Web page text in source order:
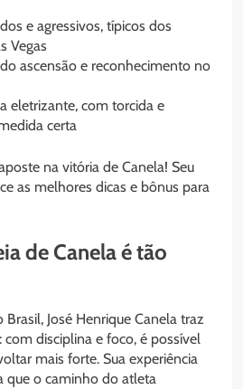
e agressivos, típicos dos
Vegas
ascensão e reconhecimento no
eletrizante, com torcida e
certa
na vitória de Canela! Seu
as melhores dicas e bônus para
de Canela é tão
José Henrique Canela traz
com disciplina e foco, é possível
mais forte. Sua experiência
que o caminho do atleta